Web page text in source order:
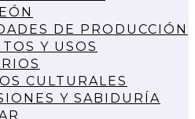
DE PRODUCCIÓN
Y USOS
CULTURALES
Y SABIDURÍA